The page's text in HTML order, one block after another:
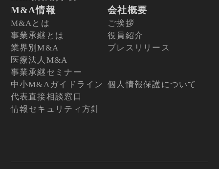
M&A情報
M&Aとは
事業承継とは
業界別M&A
医療法人M&A
事業承継セミナー
会社概要
ご挨拶
役員紹介
プレスリリース
中小M&Aガイドライン
代表直接相談窓口
個人情報保護について
情報セキュリティ方針